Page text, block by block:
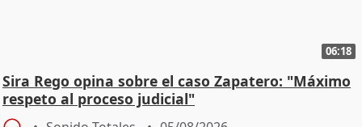
06:18
Sira Rego opina sobre el caso Zapatero: "Máximo
respeto al proceso judicial"